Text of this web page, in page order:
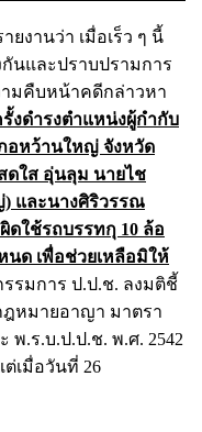
ายงานว่า เมื่อเร็ว ๆ นี้
นและปราบปรามการ
ามคืบหน้าคดีกล่าวหา
งดำรงตำแหน่งผู้กำกับ
อหว้านใหญ่ จังหวัด
ดใส อุ่นลุม นายไช
และนางศิริวรรณ
ดใช้รถบรรทกุ 10 ล้อ
ด เพื่อช่วยเหลือมิให้
รมการ ป.ป.ช. ลงมติชี้
หมายอาญา มาตรา
พ.ร.บ.ป.ป.ช. พ.ศ. 2542
ต่เมื่อวันที่ 26